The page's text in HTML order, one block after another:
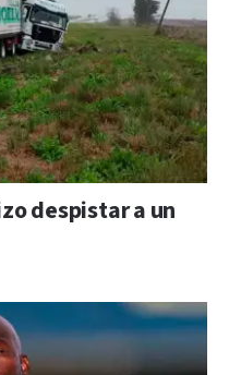
despistar a un